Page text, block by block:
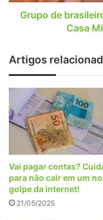
MinhaGrupo de
Casa
Artigos
Vai pagar contas?
para não cair em um
golpe da internet!
21/05/2025